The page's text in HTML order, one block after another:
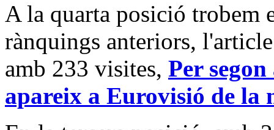
A la quarta posició trobem
rànquings anteriors,
amb 233 visites, Per
apareix a Eurovisió de la